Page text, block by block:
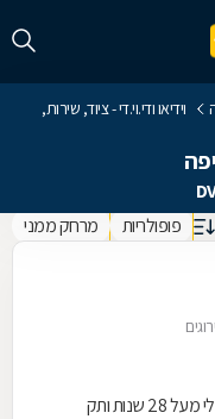
וידיאו ודי.וי.די - ציוד, שירות,
פופולריות מרחק ממני
אנו בוידאו טל-דן בע"מ, בעלי מעל 28 שנות ותק